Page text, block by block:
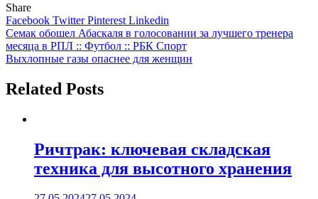
Share
Facebook TwitterPinterest Linkedin
Навигация
по
Семак обошел Абаскаля в голосовании за лучшего тренера
месяца в РПЛ :: Футбол :: РБК Спорт
Выхлопные газы опаснее для женщин
Related Posts
Ричтрак: ключевая складская
техника для высотного хранения